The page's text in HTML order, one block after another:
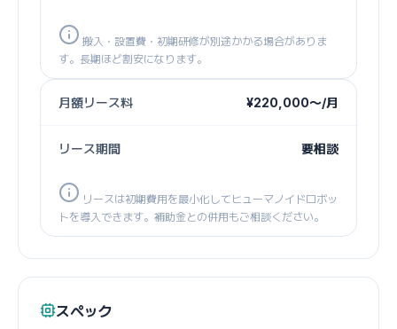
搬入・設置費・初期研修が別途かかる場合がありま
す。長期ほど割安になります。
月額リース料 ¥220,000〜/月
リース期間 要相談
リースは初期費用を最小化してヒューマノイドロボッ
トを導入できます。補助金との併用もご相談ください。
スペック